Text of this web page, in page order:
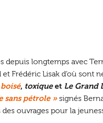
longtemps avec
Frédéric Lisak d’où sont
boisé, toxiqueet Le Grand
sans pétrole »signés
ouvrages pour la